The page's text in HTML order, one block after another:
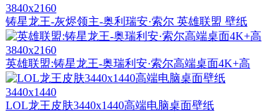
3840x2160
铸星龙王-灰烬领主-奥利瑞安·索尔 英雄联盟 壁纸
3840x2160
英雄联盟:铸星龙王-奥瑞利安·索尔高端桌面4K+高
3440x1440
LOL龙王皮肤3440x1440高端电脑桌面壁纸